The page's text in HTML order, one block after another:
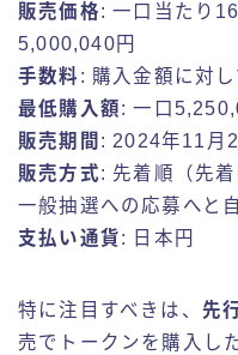
販売価格: 一口当たり
5,000,040円
手数料 : 購入金額に対
最低購入額: 一口
販売期間 : 2024年11月
販売方式: 先着順（先
一般抽選への応募へと
支払い通貨: 日本円
特に注目すべきは、 先
売でトークンを購入し